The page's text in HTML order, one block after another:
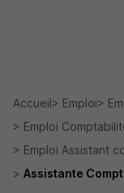
Accueil Emploi
Emploi
Emploi Assistant
Assistante